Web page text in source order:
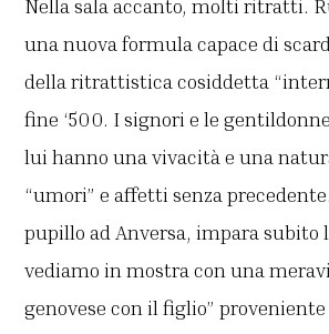
Nella sala accanto, molti ritratti.
una nuova formula capace di
della ritrattistica cosiddetta
fine ‘500. I signori e le
lui hanno una vivacità e una
“umori” e affetti senza
pupillo ad Anversa, impara subito
vediamo in mostra con una
genovese con il figlio”